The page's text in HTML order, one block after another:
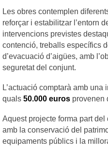
Les obres contemplen
reforçar i estabilitzar l’entorn
intervencions previstes
contenció, treballs específics
d’evacuació d’aigües, amb
seguretat del conjunt.
L’actuació comptarà amb una
quals 50.000 euros provenen
Aquest projecte forma part del
amb la conservació del
equipaments públics i la